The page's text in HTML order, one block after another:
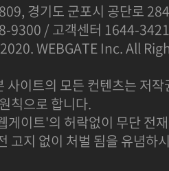
경기도 군포시 공단로
9300 / 고객센터 1644-
WEBGATE Inc. All
사이트의 모든 컨텐츠는 저
칙으로 합니다.
게이트'의 허락없이 무단 전
고지 없이 처벌 됨을 유념하